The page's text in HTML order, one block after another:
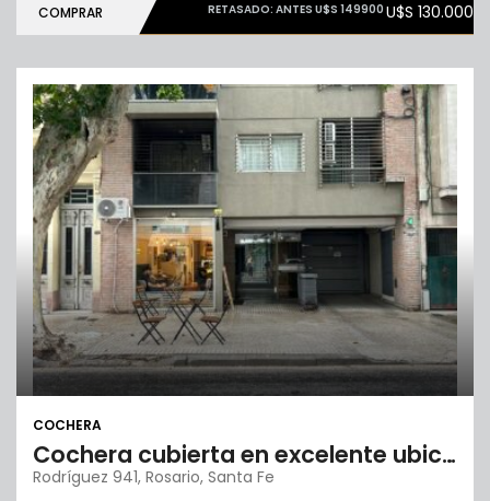
COMPRAR RETASADO: ANTES U$S 149900 U$S 130.000
COCHERA
Cochera cubierta en excelente ubicación
Rodríguez 941, Rosario, Santa Fe